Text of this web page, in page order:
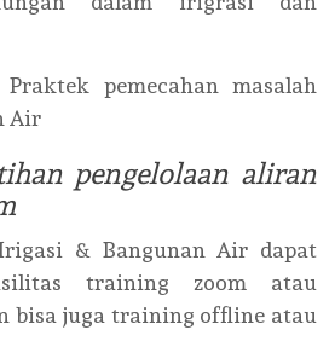
pemecahan masalah
Air
pengelolaan aliran
& Bangunan Air dapat
training zoom atau
bisa juga training offline atau